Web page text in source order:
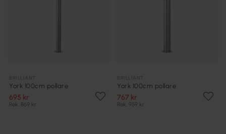
York 100cm pollare
695 kr
Rek. 869 kr
York 100cm pollare
767 kr
Rek. 959 kr